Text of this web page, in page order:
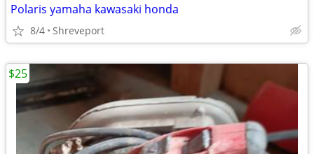
Polaris yamaha kawasaki honda
8/4 Shreveport
$25